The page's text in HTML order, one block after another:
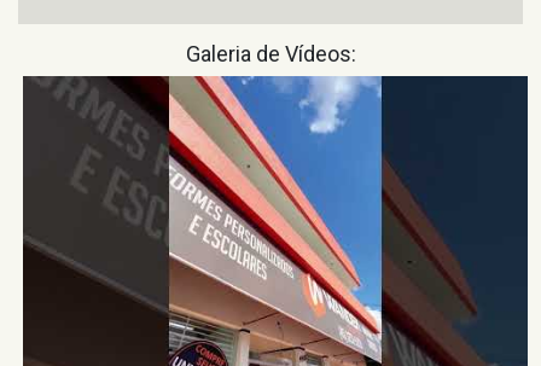
Galeria de Vídeos: